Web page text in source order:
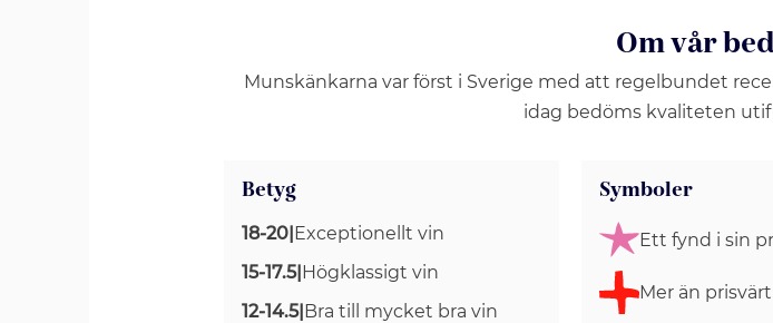
Om vår
Munskänkarna var först i Sverige med att regelbundet
idag bedöms kvaliteten
Betyg
18-20|Exceptionellt vin
15-17.5|Högklassigt vin
12-14.5|Bra till mycket bra vin
Symboler
Ett fynd i sin
Mer än prisvärt